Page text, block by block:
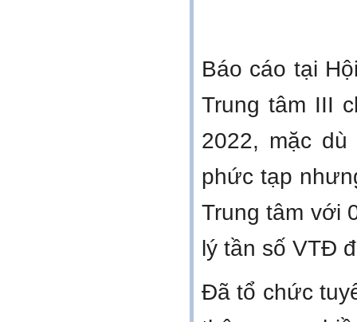
Báo cáo tại
Trung tâm III
2022, mặc
phức tạp
Trung tâm với
lý tần số VTĐ
Đã tổ chức